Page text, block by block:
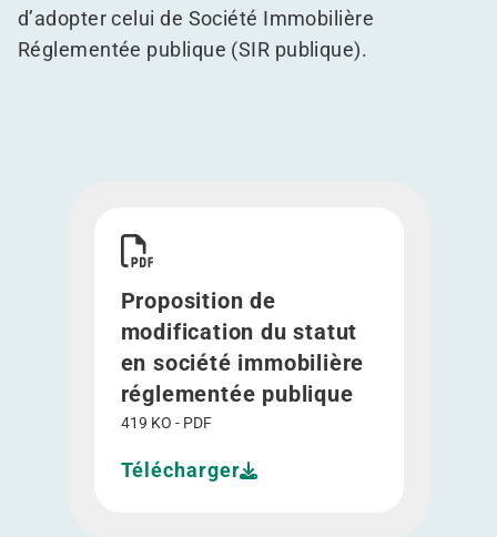
d’adopter celui de Société Immobilière
Réglementée publique (SIR publique).
Proposition de
modification du statut
en société immobilière
réglementée publique
419 KO - PDF
Télécharger